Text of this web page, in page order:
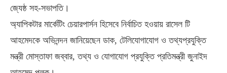
জ্যেষ্ঠ সহ-সভাপতি।
অ্যাপিকটার মার্কেটিং চেয়ারপার্সন হিসেবে নির্বাচিত হওয়ায় রাসেল টি
আহমেদকে অভিনন্দন জানিয়েছেন ডাক, টেলিযোগাযোগ ও তথ্যপ্রযুক্তি
মন্ত্রী মোস্তাফা জব্বার, তথ্য ও যোগাযোগ প্রযুক্তি প্রতিমন্ত্রী জুনাইদ